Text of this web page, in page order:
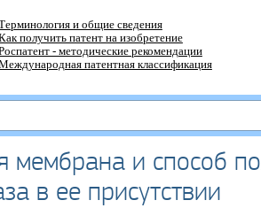
и общие сведения
получить патент на изобретение
- методические рекомендации
патентная классификация
мембрана и способ
в ее присутствии